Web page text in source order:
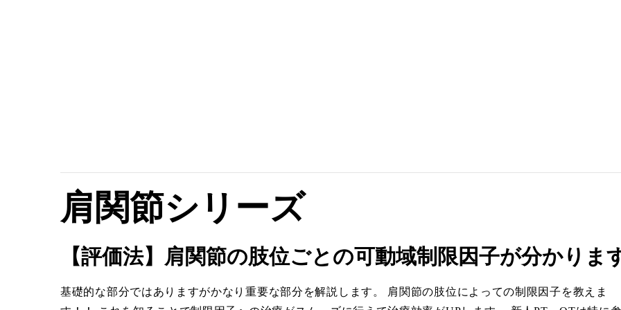
肩関節シリーズ
【評価法】肩関節の肢位ごとの可動域制限因子が分かりま
基礎的な部分ではありますがかなり重要な部分を解説します。 肩関節の肢位によっての制限因子を教えま